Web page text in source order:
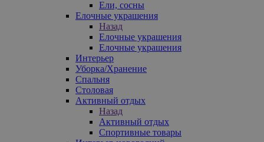
Ели, сосны
Елочные украшения
Назад
Елочные украшения
Елочные украшения
Интерьер
Уборка/Хранение
Спальня
Столовая
Активный отдых
Назад
Активный отдых
Спортивные товары